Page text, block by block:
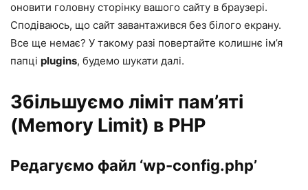
оновити головну сторінку вашого сайту в браузері.
Сподіваюсь, що сайт завантажився без білого екрану.
Все ще немає? У такому разі повертайте колишнє ім’я
папці plugins, будемо шукати далі.
Збільшуємо ліміт пам’яті
(Memory Limit) в PHP
Редагуємо файл ‘wp-config.php’